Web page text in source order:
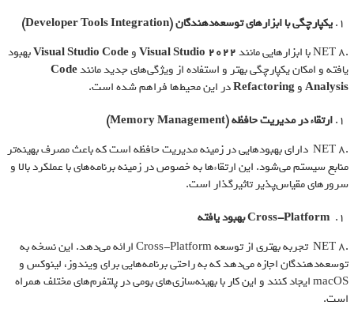
یکپارچگی با ابزارهای توسعه‌دهندگان(Developer Tools Integration)
.NET 8 با ابزارهایی مانند
Visual Studio 2022وVisual Studio Codeبهبود
یافته و امکان یکپارچگی بهتر و استفاده از ویژگی‌های جدید مانندCode
AnalysisوRefactoringدر این محیط‌ها فراهم شده است.
ارتقاء در مدیریت حافظه(Memory Management)
.NET 8 دارای بهبودهایی در زمینه مدیریت حافظه است که باعث مصرف بهینه‌تر
منابع سیستم می‌شود. این ارتقاءها به خصوص در زمینه برنامه‌های با عملکرد بالا و
سرورهای مقیاس‌پذیر تاثیرگذار است.
بهبود یافته
.NET 8 تجربه بهتری از توسعه Cross-Platform ارائه می‌دهد. این نسخه به
توسعه‌دهندگان اجازه می‌دهد که به راحتی برنامه‌هایی برای ویندوز، لینوکس و
macOS ایجاد کنند و این کار با بهینه‌سازی‌های بومی در پلتفرم‌های مختلف همراه
است.